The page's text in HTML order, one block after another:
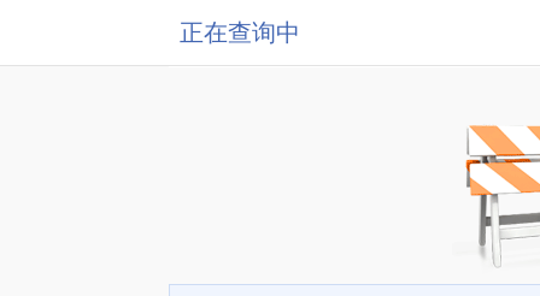
正在查询中